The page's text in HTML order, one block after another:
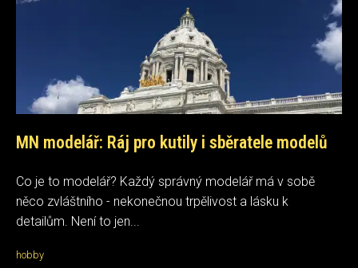
MN modelář: Ráj pro kutily i sběratele modelů
Co je to modelář? Každý správný modelář má v sobě
něco zvláštního - nekonečnou trpělivost a lásku k
detailům. Není to jen...
hobby